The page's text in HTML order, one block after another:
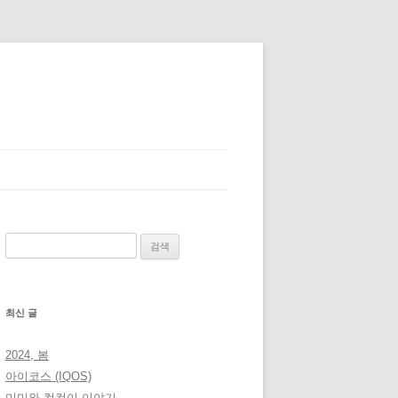
최신 글
2024, 봄
아이코스 (IQOS)